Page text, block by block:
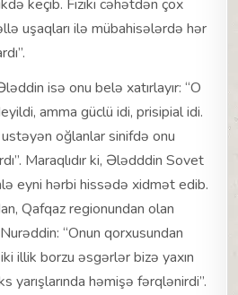
keçib. Fiziki cəhətdən çox
uşaqları ilə mübahisələrdə hər
isə onu belə xatırlayır: “O
amma güclü idi, prisipial idi.
oğlanlar sinifdə onu
Maraqlıdır ki, Ələdddin Sovet
eyni hərbi hissədə xidmət edib.
Qafqaz regionundan olan
“Onun qorxusundan
illik borzu əsgərlər bizə yaxın
yarışlarında həmişə fərqlənirdi”.